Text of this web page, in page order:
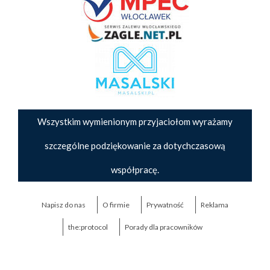
Wszystkim wymienionym przyjaciołom wyrażamy
szczególne podziękowanie za dotychczasową
współpracę.
Napisz do nas O firmie Prywatność Reklama
the:protocol Porady dla pracowników